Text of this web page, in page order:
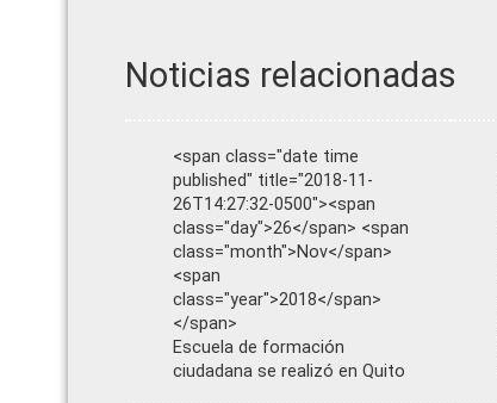
Noticias relacionadas
<span class="date time
published" title="2018-11-
26T14:27:32-0500"><span
class="day">26</span> <span
class="month">Nov</span>
<span
class="year">2018</span>
</span>
Escuela de formación
ciudadana se realizó en Quito